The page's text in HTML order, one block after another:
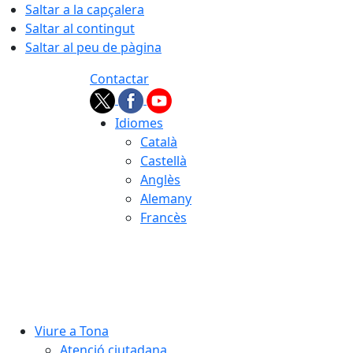
Saltar a la capçalera
Saltar al contingut
Saltar al peu de pàgina
Contactar
Idiomes
Català
Castellà
Anglès
Alemany
Francès
Viure a Tona